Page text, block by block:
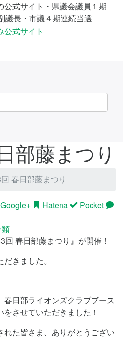
公式サイト・県議会議員１期
議長・市議４期連続当選
部藤まつり
春日部藤まつり
Google+ Hatena
Pocket
類
春日部藤まつり』が開催！
きました。
日部ライオンズクラブブース
させていただきました！
れた皆さま、ありがとうござい